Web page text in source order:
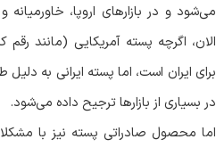
می‌شود و در بازارهای اروپا،
الان، اگرچه پسته آمریکایی (مانند
برای ایران است، اما پسته ایرانی به
در بسیاری از بازارها ترجیح داده می‌شود.
اما محصول صادراتی پسته نیز با